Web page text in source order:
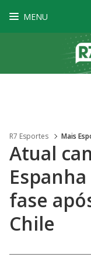
MENU
R7 Esportes Mais
Atual
fase
Chile